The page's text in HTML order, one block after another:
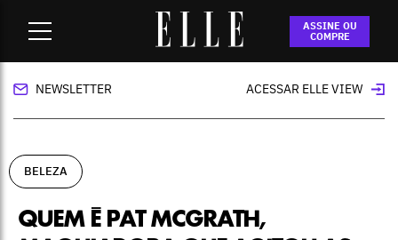
ASSINE OU
COMPRE
Quem é Pat McGrath, maquiadora que agitou
as redes sociais na última semana
NEWSLETTER ACESSAR ELLE VIEW
BELEZA
QUEM É PAT MCGRATH,